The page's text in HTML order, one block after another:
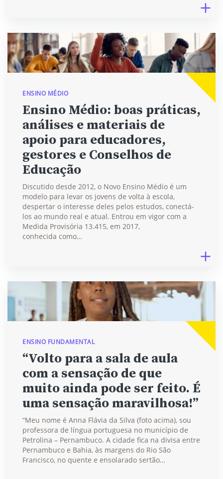
ENSINO MÉDIO
Ensino Médio: boas práticas,
análises e materiais de
apoio para educadores,
gestores e Conselhos de
Educação
Discutido desde 2012, o Novo Ensino Médio é um
modelo para levar os jovens de volta à escola,
despertar o interesse deles pelos estudos, conectá-
los ao mundo real e atual. Entrou em vigor com a
Medida Provisória 13.415, em 2017,
conhecida como…
ENSINO FUNDAMENTAL
“Volto para a sala de aula
com a sensação de que
muito ainda pode ser feito. É
uma sensação maravilhosa!”
“Meu nome é Anna Flávia da Silva (foto acima), sou
professora de língua portuguesa no município de
Petrolina – Pernambuco. A cidade fica na divisa entre
Pernambuco e Bahia, às margens do Rio São
Francisco, no quente e ensolarado sertão…